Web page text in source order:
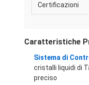
Certificazioni
Caratteristiche
Sistema di
cristalli liquidi di
preciso